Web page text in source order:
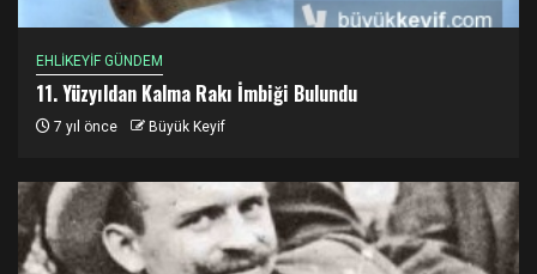
EHLİKEYİF GÜNDEM
11. Yüzyıldan Kalma Rakı İmbiği Bulundu
7 yıl önce Büyük Keyif